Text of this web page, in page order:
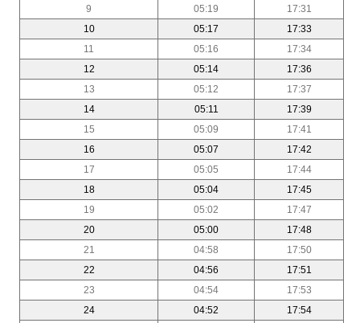
9
05:19
17:31
10
05:17
17:33
11
05:16
17:34
12
05:14
17:36
13
05:12
17:37
14
05:11
17:39
15
05:09
17:41
16
05:07
17:42
17
05:05
17:44
18
05:04
17:45
19
05:02
17:47
20
05:00
17:48
21
04:58
17:50
22
04:56
17:51
23
04:54
17:53
24
04:52
17:54